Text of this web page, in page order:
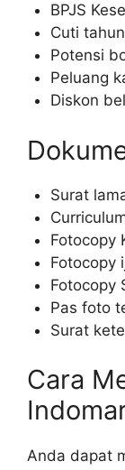
BPJS
Cuti
Potensi
Peluang
Diskon
Surat
Fotocopy
Fotocopy
Fotocopy
Pas foto
Surat
Cara
Anda dapat